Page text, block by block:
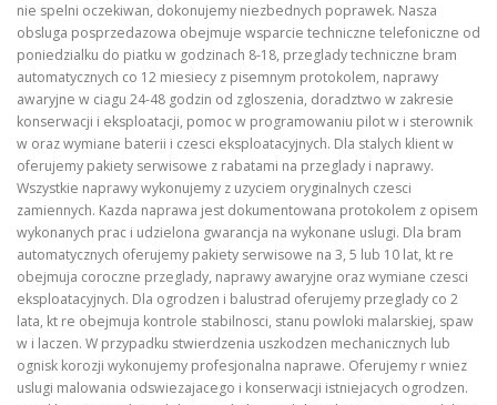
nie spelni oczekiwan, dokonujemy niezbednych poprawek. Nasza
obsluga posprzedazowa obejmuje wsparcie techniczne telefoniczne od
poniedzialku do piatku w godzinach 8-18, przeglady techniczne bram
automatycznych co 12 miesiecy z pisemnym protokolem, naprawy
awaryjne w ciagu 24-48 godzin od zgloszenia, doradztwo w zakresie
konserwacji i eksploatacji, pomoc w programowaniu pilot w i sterownik
w oraz wymiane baterii i czesci eksploatacyjnych. Dla stalych klient w
oferujemy pakiety serwisowe z rabatami na przeglady i naprawy.
Wszystkie naprawy wykonujemy z uzyciem oryginalnych czesci
zamiennych. Kazda naprawa jest dokumentowana protokolem z opisem
wykonanych prac i udzielona gwarancja na wykonane uslugi. Dla bram
automatycznych oferujemy pakiety serwisowe na 3, 5 lub 10 lat, kt re
obejmuja coroczne przeglady, naprawy awaryjne oraz wymiane czesci
eksploatacyjnych. Dla ogrodzen i balustrad oferujemy przeglady co 2
lata, kt re obejmuja kontrole stabilnosci, stanu powloki malarskiej, spaw
w i laczen. W przypadku stwierdzenia uszkodzen mechanicznych lub
ognisk korozji wykonujemy profesjonalna naprawe. Oferujemy r wniez
uslugi malowania odswiezajacego i konserwacji istniejacych ogrodzen.